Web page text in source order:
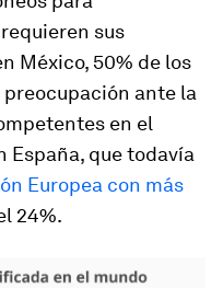
sus
México, 50% de los
ante la
en el
España, que todavía
Europea con más
24%.